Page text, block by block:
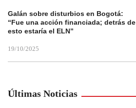
Galán sobre disturbios en Bogotá:
“Fue una acción financiada; detrás de
esto estaría el ELN”
19/10/2025
Últimas Noticias